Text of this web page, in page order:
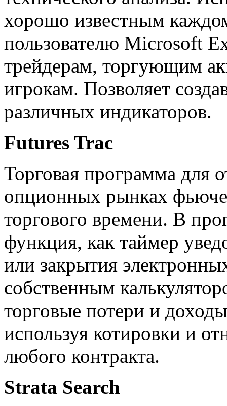
хорошо известным
пользователю Microsoft
трейдерам, торгующим
игрокам. Позволяет
различных индикаторов.
Futures Trac
Торговая программа для
опционных рынках
торгового времени. В
функция, как таймер
или закрытия
собственным
торговые потери и
используя котировки и
любого контракта.
Strata Search